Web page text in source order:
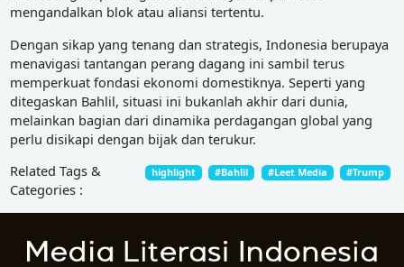
mengandalkan blok atau aliansi tertentu.
Dengan sikap yang tenang dan strategis, Indonesia berupaya
menavigasi tantangan perang dagang ini sambil terus
memperkuat fondasi ekonomi domestiknya. Seperti yang
ditegaskan Bahlil, situasi ini bukanlah akhir dari dunia,
melainkan bagian dari dinamika perdagangan global yang
perlu disikapi dengan bijak dan terukur.
Related Tags &
Categories :
highlight #Bahlil #Leet Media #Trump